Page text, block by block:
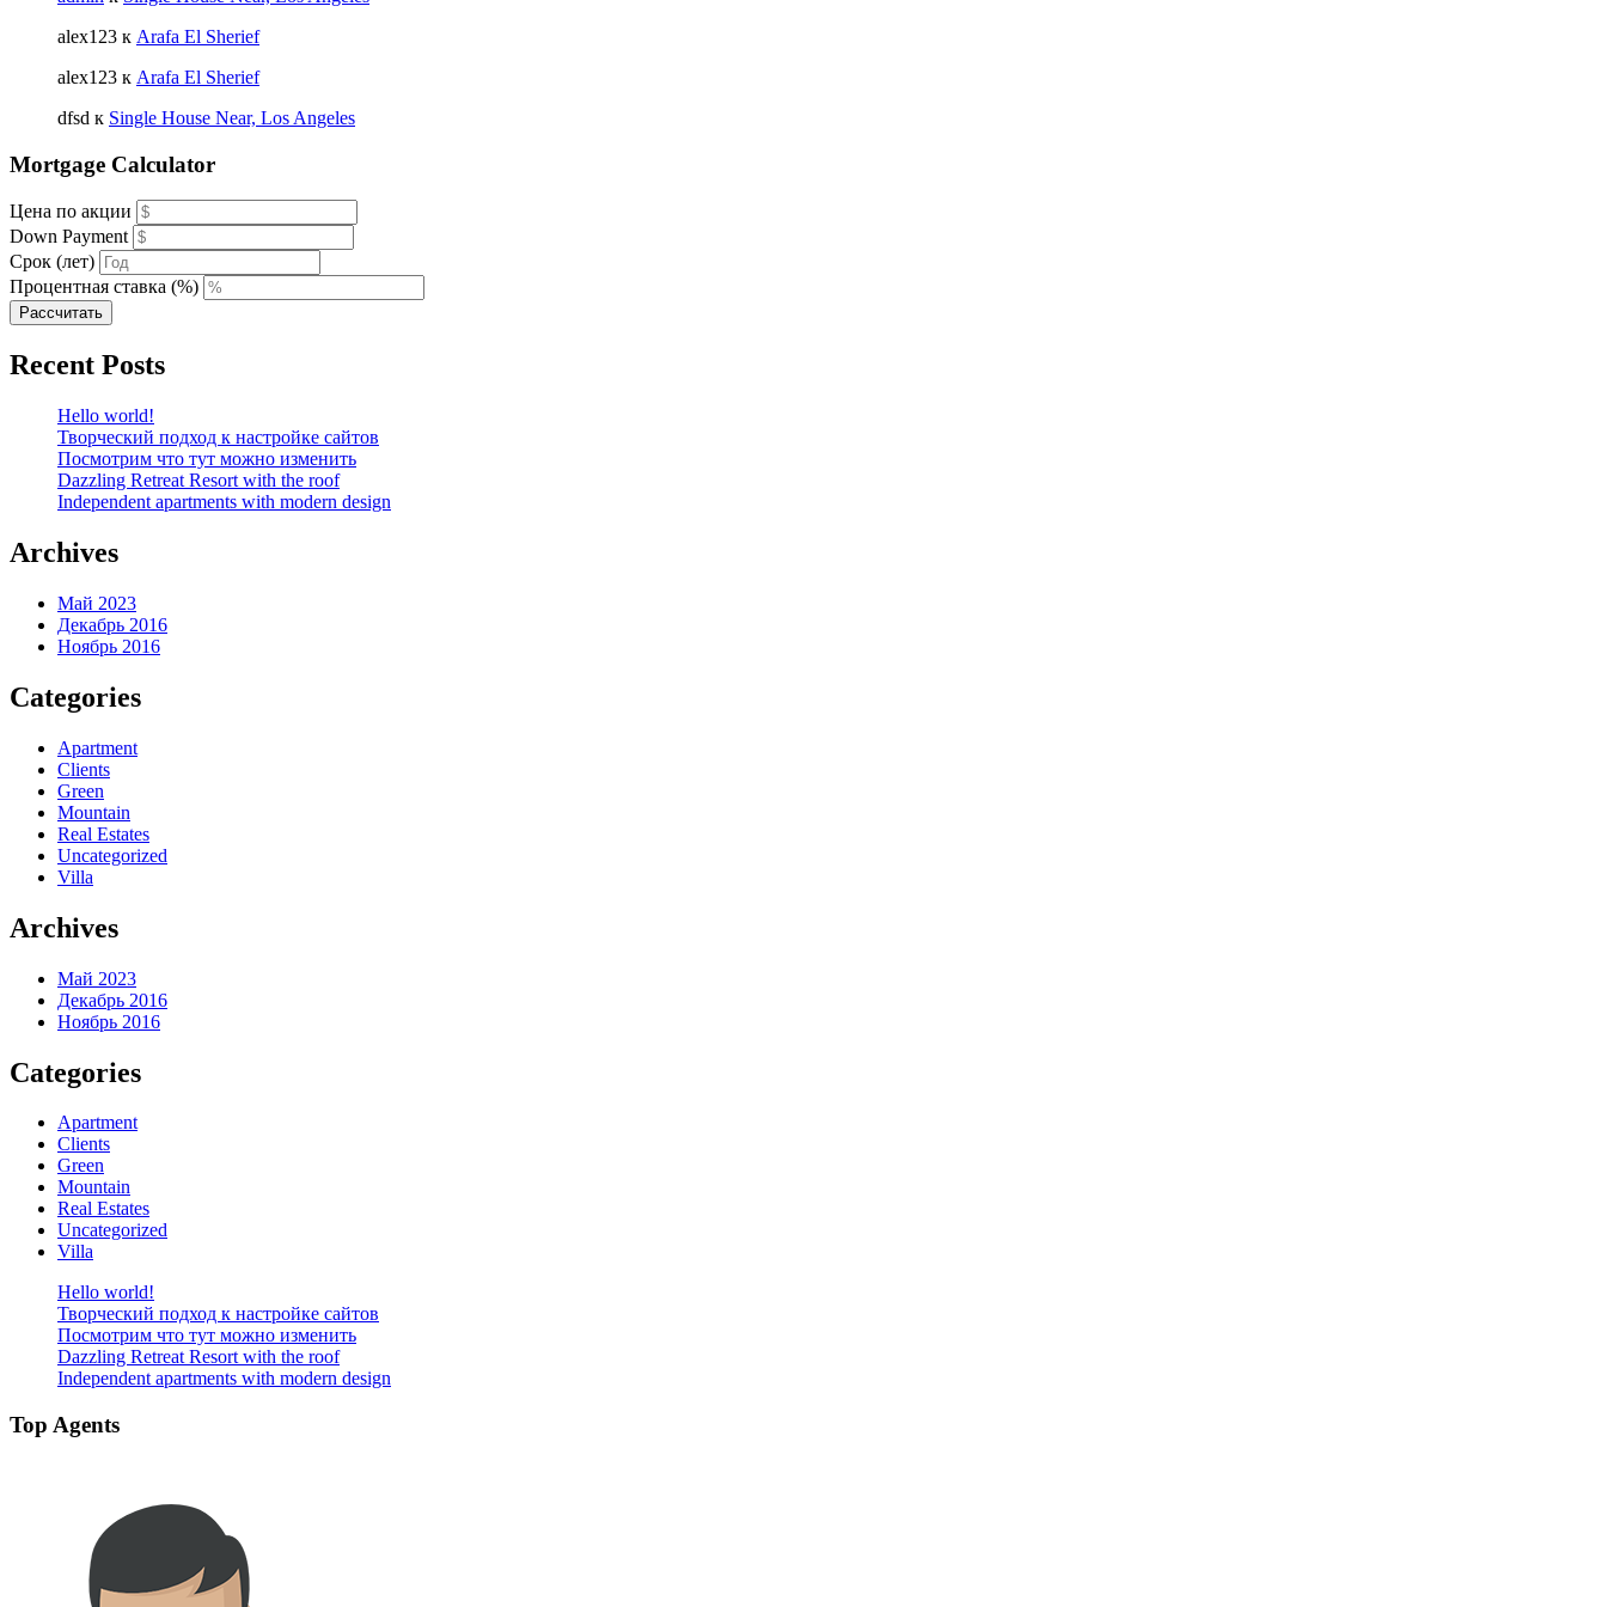
alex123 к Arafa El Sherief
alex123 к Arafa El Sherief
dfsd к Single House Near, Los Angeles
Mortgage Calculator
Цена по акции
Down Payment
Срок (лет)
Процентная ставка (%)
Рассчитать
Recent Posts
Hello world!
Творческий подход к настройке сайтов
Посмотрим что тут можно изменить
Dazzling Retreat Resort with the roof
Independent apartments with modern design
Archives
Май 2023
Декабрь 2016
Ноябрь 2016
Categories
Apartment
Clients
Green
Mountain
Real Estates
Uncategorized
Villa
Archives
Май 2023
Декабрь 2016
Ноябрь 2016
Categories
Apartment
Clients
Green
Mountain
Real Estates
Uncategorized
Villa
Hello world!
Творческий подход к настройке сайтов
Посмотрим что тут можно изменить
Dazzling Retreat Resort with the roof
Independent apartments with modern design
Top Agents